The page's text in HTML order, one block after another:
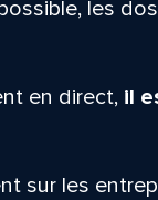
les
en direct, il
sur les